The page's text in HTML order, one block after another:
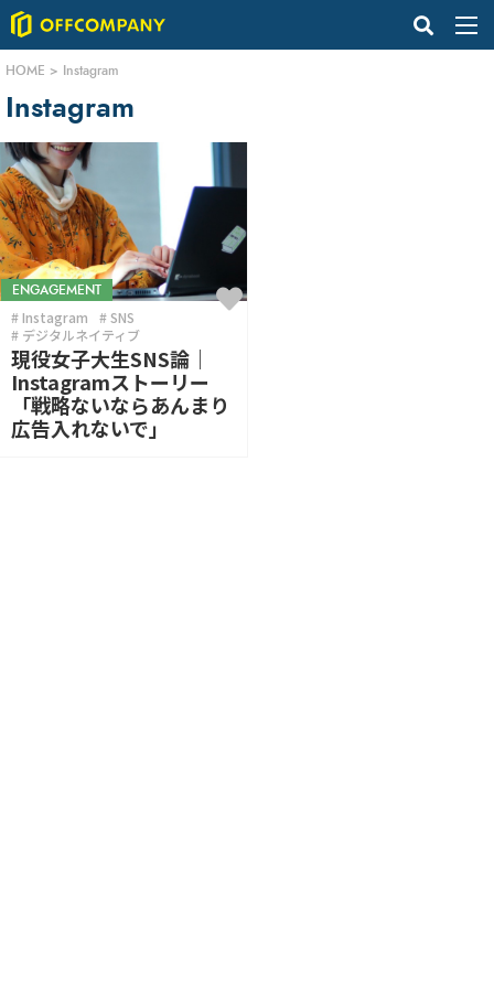
HOME > Instagram
Instagram
ENGAGEMENT
Instagram
SNS
デジタルネイティブ
現役女子大生SNS論｜
Instagramストーリー
「戦略ないならあんまり
広告入れないで」